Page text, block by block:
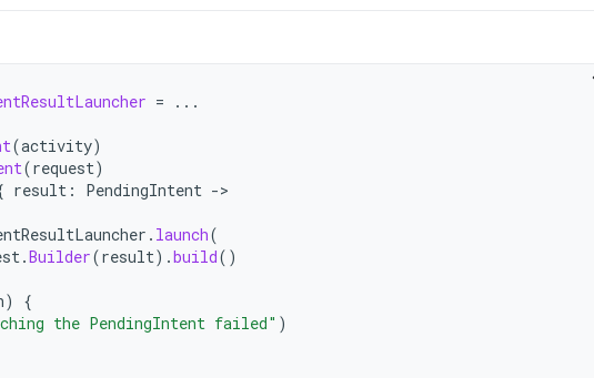
= ...
(activity)
(request)
result : PendingIntent ->
. launch(
.Builder(result).build()
)
{
the PendingIntent failed" )